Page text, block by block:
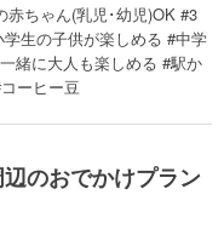
赤ちゃん(乳児･幼児)OK #3
生の子供が楽しめる #中学
緒に大人も楽しめる #駅か
ーヒー豆
のおでかけプラン